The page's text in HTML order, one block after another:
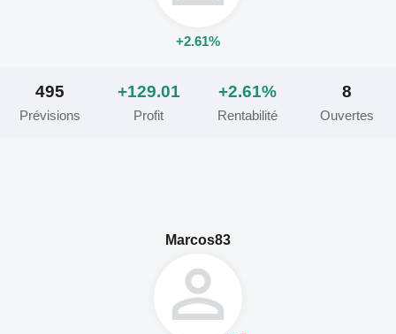
+2.61%
495
Prévisions
+129.01
Profit
+2.61%
Rentabilité
8
Ouvertes
Marcos83